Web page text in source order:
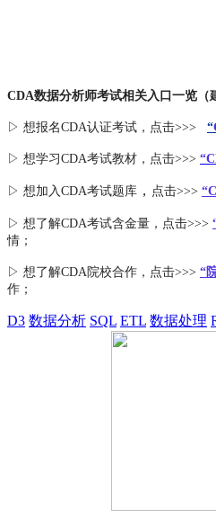
CDA数据分析师考试相关入口一览（
▷ 想报名CDA认证考试，点击>>> “
▷ 想学习CDA考试教材，点击>>>
▷ 想加入CDA考试题库 ， 点击>>>
▷ 想了解CDA考试含金量 ，点击>>>
情；
▷ 想了解CDA院校合作 ，点击>>> “
作；
D3 数据分析 SQL ETL 数据处理